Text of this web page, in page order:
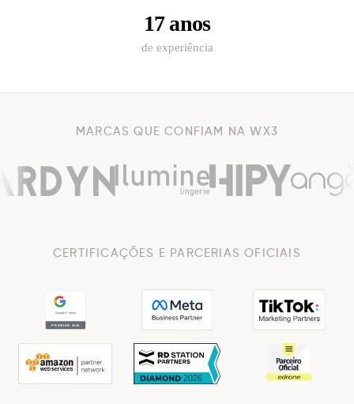
17 anos
de experiência
MARCAS QUE CONFIAM NA WX3
CERTIFICAÇÕES E PARCERIAS OFICIAIS